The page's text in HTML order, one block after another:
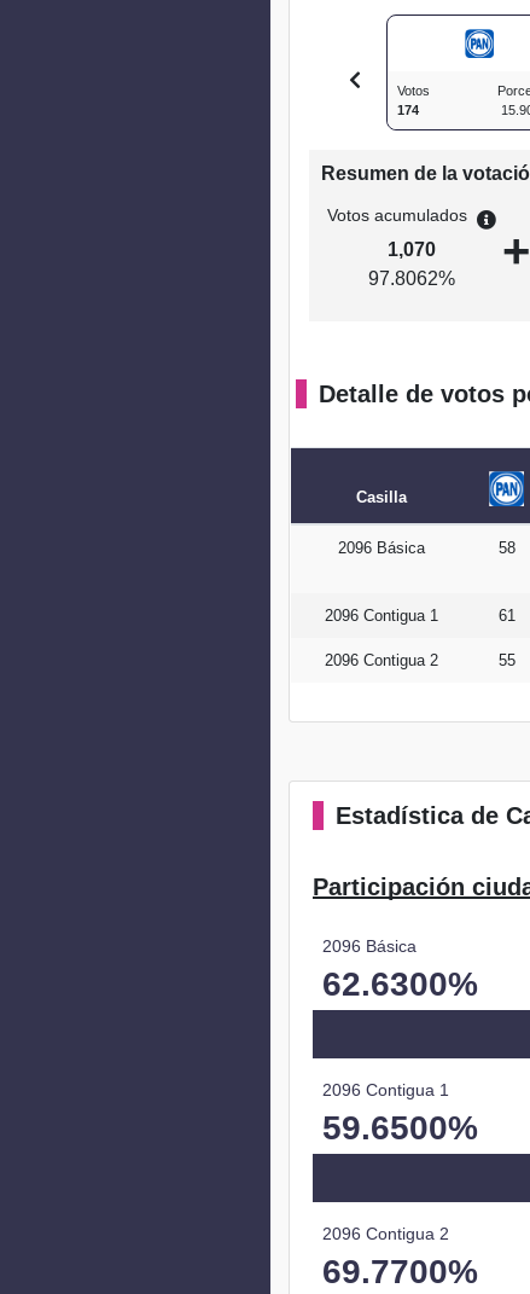
Votos
174
Resumen de la
Votos acumulados
1,070
97.8062%
+
Detalle de votos
Casilla
2096 Básica 58
2096 Contigua 1 61
2096 Contigua 2 55
Estadística de
Participación
2096 Básica
62.6300%
2096 Contigua 1
59.6500%
2096 Contigua 2
69.7700%